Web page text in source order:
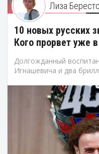
Лиза
10 новых русских
Кого прорвет уже
Долгожданный
Игнашевича и два